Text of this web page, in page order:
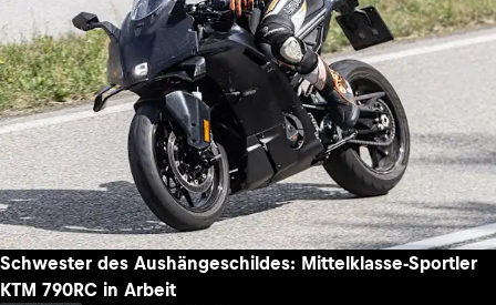
Schwester des Aushängeschildes: Mittelklasse-Sportler
KTM 790RC in Arbeit